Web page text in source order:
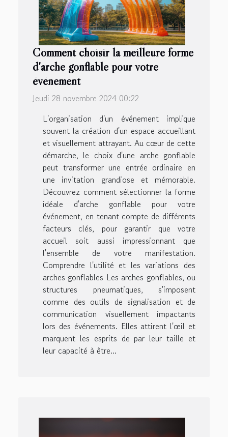
Comment choisir la meilleure forme
d'arche gonflable pour votre
événement
Jeudi 28 novembre 2024 00:22
L'organisation d'un événement implique
souvent la création d'un espace accueillant
et visuellement attrayant. Au cœur de cette
démarche, le choix d'une arche gonflable
peut transformer une entrée ordinaire en
une invitation grandiose et mémorable.
Découvrez comment sélectionner la forme
idéale d'arche gonflable pour votre
événement, en tenant compte de différents
facteurs clés, pour garantir que votre
accueil soit aussi impressionnant que
l'ensemble de votre manifestation.
Comprendre l'utilité et les variations des
arches gonflables Les arches gonflables, ou
structures pneumatiques, s'imposent
comme des outils de signalisation et de
communication visuellement impactants
lors des événements. Elles attirent l'œil et
marquent les esprits de par leur taille et
leur capacité à être...